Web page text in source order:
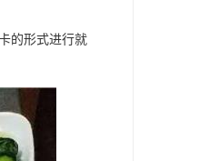
的形式进行就